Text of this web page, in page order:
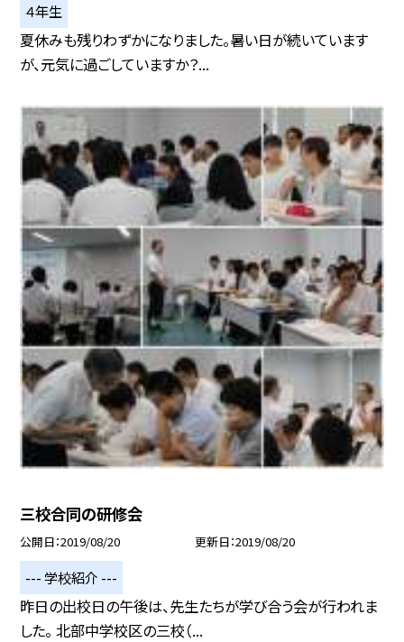
４年生
夏休みも残りわずかになりました。暑い日が続いています
が、元気に過ごしていますか？...
三校合同の研修会
公開日 2019/08/20 更新日 2019/08/20
--- 学校紹介 ---
昨日の出校日の午後は、先生たちが学び合う会が行われま
した。 北部中学校区の三校（...